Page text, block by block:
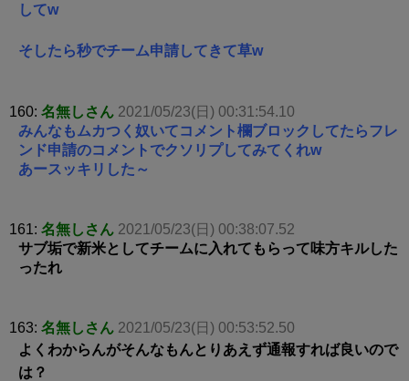
してw
そしたら秒でチーム申請してきて草w
160: 名無しさん 2021/05/23(日) 00:31:54.10
みんなもムカつく奴いてコメント欄ブロックしてたらフレ
ンド申請のコメントでクソリプしてみてくれw
あースッキリした～
161: 名無しさん 2021/05/23(日) 00:38:07.52
サブ垢で新米としてチームに入れてもらって味方キルした
ったれ
163: 名無しさん 2021/05/23(日) 00:53:52.50
よくわからんがそんなもんとりあえず通報すれば良いので
は？